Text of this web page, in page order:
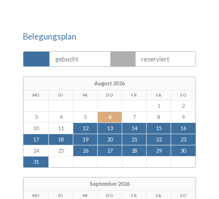
Belegungsplan
gebucht reserviert
August 2026
MO DI MI DO FR SA SO
1
2
3
4 5 6 7 8
9
10
11 12 13 14 15
16
17
18 19 20 21 22
23
24
25 26 27 28 29
30
31
September 2026
MO DI MI DO FR SA SO